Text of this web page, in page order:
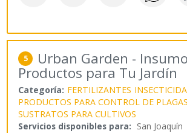
5 Urban Garden -
Productos para Tu Jardín
Categoría: FERTILIZANTES
PRODUCTOS PARA CONTROL DE PLAGAS
SUSTRATOS PARA CULTIVOS
Servicios disponibles para: San Joaquín